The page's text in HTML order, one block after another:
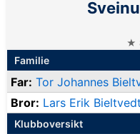
★
Familie
Far: Tor Johannes
Bror: Lars Erik Bieltvedt
Klubboversikt